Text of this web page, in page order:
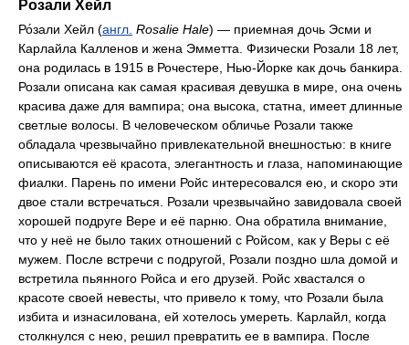
Розали Хейл
Ро́зали Хейл (англ. Rosalie Hale) — приемная дочь Эсми и
Карлайла Калленов и жена Эмметта. Физически Розали 18 лет,
она родилась в 1915 в Рочестере, Нью-Йорке как дочь банкира.
Розали описана как самая красивая девушка в мире, она очень
красива даже для вампира; она высока, статна, имеет длинные
светлые волосы. В человеческом обличье Розали также
обладала чрезвычайно привлекательной внешностью: в книге
описываются её красота, элегантность и глаза, напоминающие
фиалки. Парень по имени Ройс интересовался ею, и скоро эти
двое стали встречаться. Розали чрезвычайно завидовала своей
хорошей подруге Вере и её парню. Она обратила внимание,
что у неё не было таких отношений с Ройсом, как у Веры с её
мужем. После встречи с подругой, Розали поздно шла домой и
встретила пьянного Ройса и его друзей. Ройс хвастался о
красоте своей невесты, что привело к тому, что Розали была
избита и изнасилована, ей хотелось умереть. Карлайл, когда
столкнулся с нею, решил превратить ее в вампира. После